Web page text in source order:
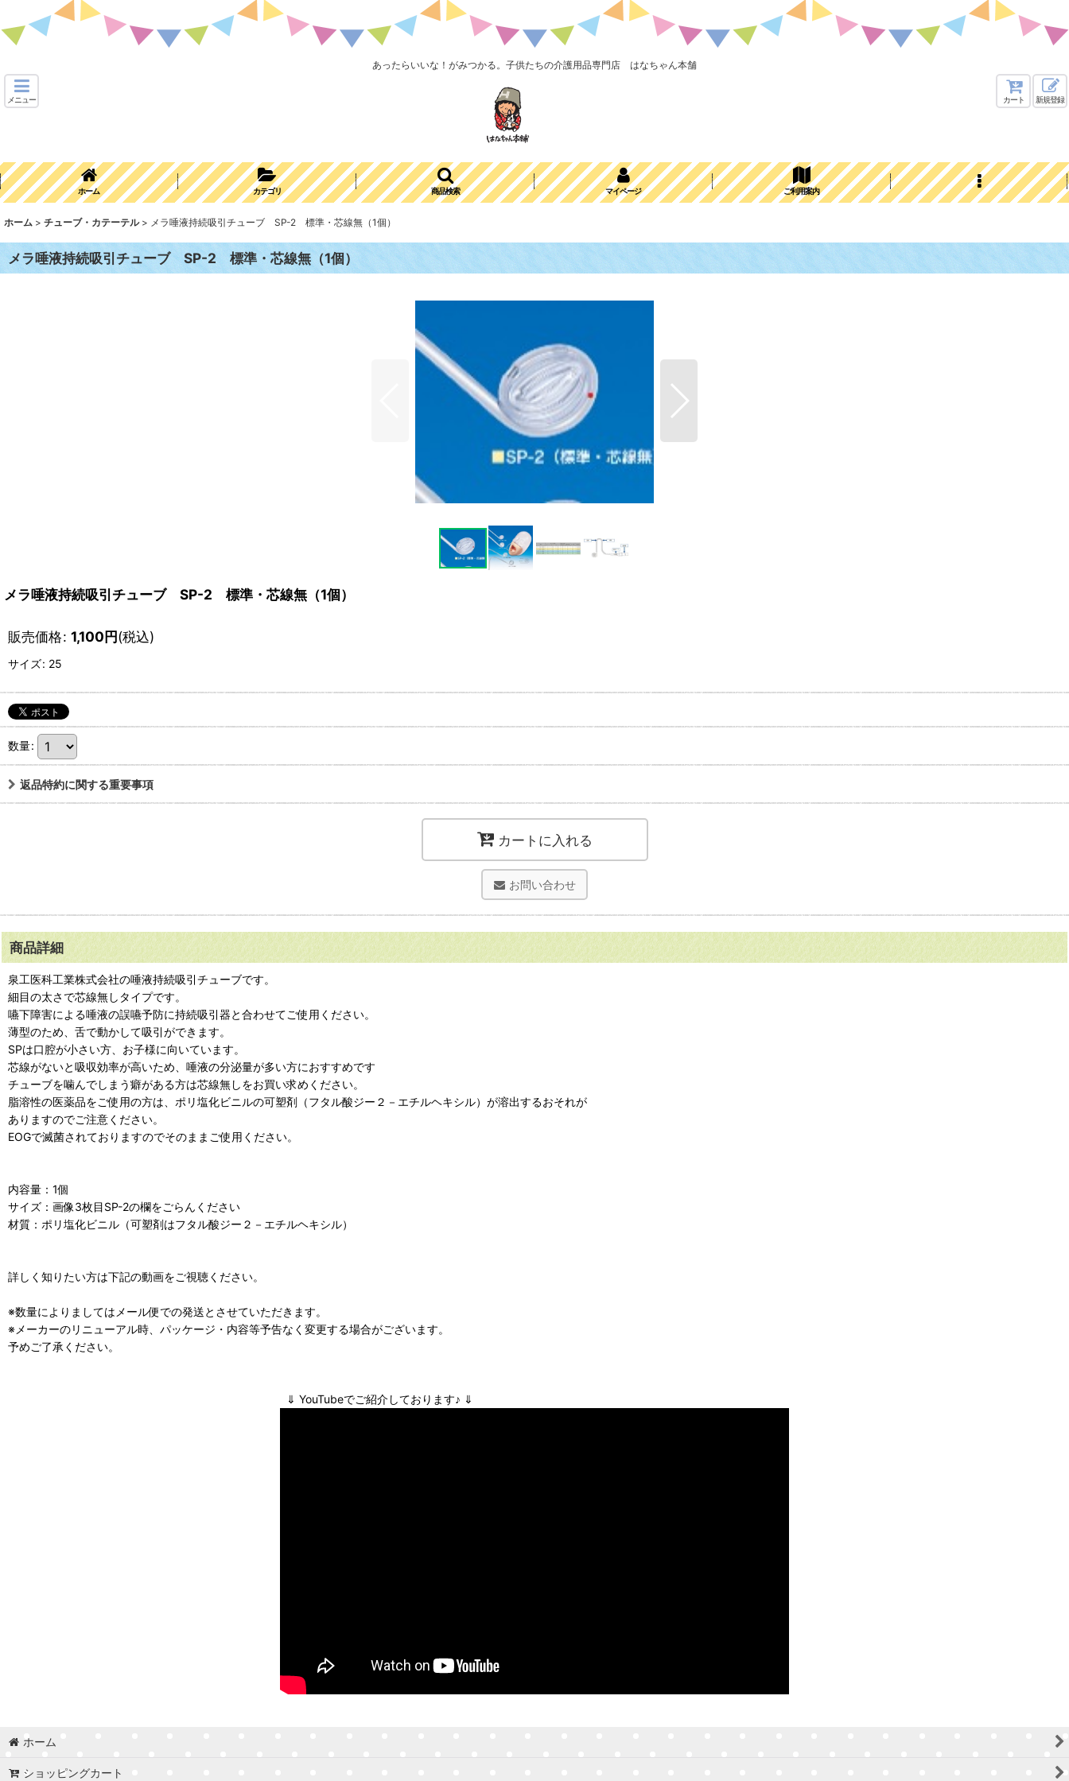
あったらいいな！がみつかる。子供たちの介護用品専門店 はなちゃん本舗
メニュー カート 新規登録
ホーム カテゴリ 商品検索 マイページ ご利用案内
ホーム > チューブ・カテーテル > メラ唾液持続吸引チューブ SP-2 標準・芯線無（1個）
メラ唾液持続吸引チューブ SP-2 標準・芯線無（1個）
メラ唾液持続吸引チューブ SP-2 標準・芯線無（1個）
販売価格: 1,100円(税込)
サイズ: 25
数量:
返品特約に関する重要事項
カートに入れる
お問い合わせ
商品詳細
泉工医科工業株式会社の唾液持続吸引チューブです。
細目の太さで芯線無しタイプです。
嚥下障害による唾液の誤嚥予防に持続吸引器と合わせてご使用ください。
薄型のため、舌で動かして吸引ができます。
SPは口腔が小さい方、お子様に向いています。
芯線がないと吸収効率が高いため、唾液の分泌量が多い方におすすめです
チューブを噛んでしまう癖がある方は芯線無しをお買い求めください。
脂溶性の医薬品をご使用の方は、ポリ塩化ビニルの可塑剤（フタル酸ジー２－エチルヘキシル）が溶出するおそれが
ありますのでご注意ください。
EOGで滅菌されておりますのでそのままご使用ください。
内容量：1個
サイズ：画像3枚目SP-2の欄をごらんください
材質：ポリ塩化ビニル（可塑剤はフタル酸ジー２－エチルヘキシル）
詳しく知りたい方は下記の動画をご視聴ください。
※数量によりましてはメール便での発送とさせていただきます。
※メーカーのリニューアル時、パッケージ・内容等予告なく変更する場合がございます。
予めご了承ください。
⇓ YouTubeでご紹介しております♪ ⇓
ホーム
ショッピングカート